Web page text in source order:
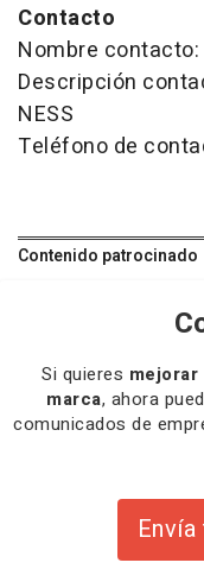
Contacto
Nombre
Descripción
NESS
Teléfono de
Contenido patrocinado
Si quieres
marca, ahora
comunicados de